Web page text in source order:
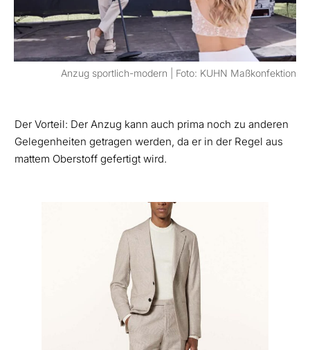
Anzug sportlich-modern | Foto: KUHN Maßkonfektion
Der Vorteil: Der Anzug kann auch prima noch zu anderen
Gelegenheiten getragen werden, da er in der Regel aus
mattem Oberstoff gefertigt wird.